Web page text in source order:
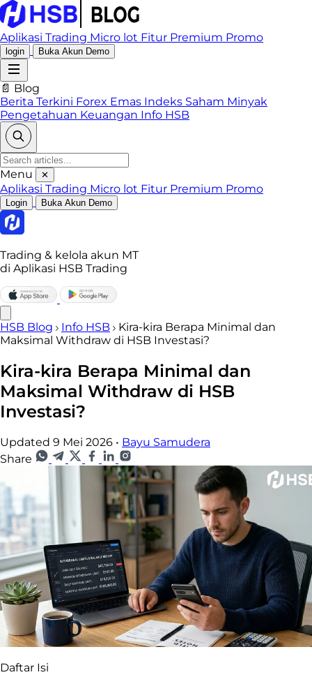
Aplikasi Trading Micro lot Fitur Premium Promo
login Buka Akun Demo
📄 Blog
Berita Terkini Forex Emas Indeks Saham Minyak
Pengetahuan Keuangan Info HSB
Menu ✕
Aplikasi Trading Micro lot Fitur Premium Promo
Login Buka Akun Demo
Trading & kelola akun MT
di Aplikasi HSB Trading
HSB Blog Info HSB
Kira-kira Berapa Minimal dan
Maksimal Withdraw di HSB Investasi?
Kira-kira Berapa Minimal dan
Maksimal Withdraw di HSB
Investasi?
Updated 9 Mei 2026 • Bayu Samudera
Share
Daftar Isi